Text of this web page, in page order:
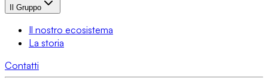
Il Gruppo
Il nostro ecosistema
La storia
Contatti